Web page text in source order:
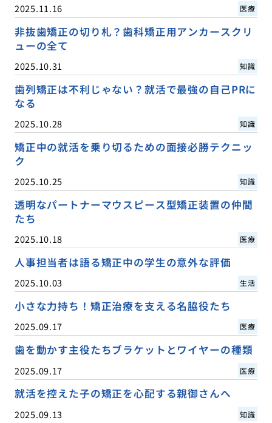
2025.11.16 医療
非抜歯矯正の切り札？歯科矯正用アンカースクリ
ューの全て
2025.10.31 知識
歯列矯正は不利じゃない？就活で最強の自己PRに
なる
2025.10.28 知識
矯正中の就活を乗り切るための面接必勝テクニッ
ク
2025.10.25 知識
透明なパートナーマウスピース型矯正装置の仲間
たち
2025.10.18 医療
人事担当者は語る矯正中の学生の意外な評価
2025.10.03 生活
小さな力持ち！矯正治療を支える名脇役たち
2025.09.17 医療
歯を動かす主役たちブラケットとワイヤーの種類
2025.09.17 医療
就活を控えた子の矯正を心配する親御さんへ
2025.09.13 知識